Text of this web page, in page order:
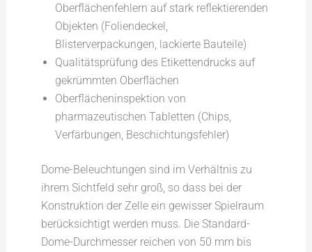
Oberflächenfehlern auf stark reflektierenden
Objekten (Foliendeckel,
Blisterverpackungen, lackierte Bauteile)
Qualitätsprüfung des Etikettendrucks auf
gekrümmten Oberflächen
Oberflächeninspektion von
pharmazeutischen Tabletten (Chips,
Verfärbungen, Beschichtungsfehler)
Dome-Beleuchtungen sind im Verhältnis zu
ihrem Sichtfeld sehr groß, so dass bei der
Konstruktion der Zelle ein gewisser Spielraum
berücksichtigt werden muss. Die Standard-
Dome-Durchmesser reichen von 50 mm bis